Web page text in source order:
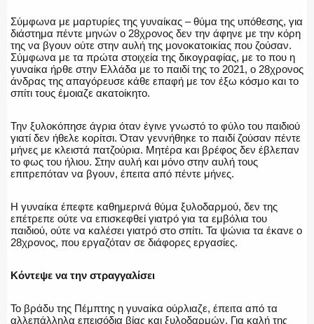
Σύμφωνα με μαρτυρίες της γυναίκας – θύμα της υπόθεσης, για
διάστημα πέντε μηνών ο 28χρονος δεν την άφηνε με την κόρη
της να βγουν ούτε στην αυλή της μονοκατοικίας που ζούσαν.
Σύμφωνα με τα πρώτα στοιχεία της δικογραφίας, με το που η
γυναίκα ήρθε στην Ελλάδα με το παιδί της το 2021, ο 28χρονος
άνδρας της απαγόρευσε κάθε επαφή με τον έξω κόσμο και το
σπίτι τους έμοιαζε ακατοίκητο.
Την ξυλοκόπησε άγρια όταν έγινε γνωστό το φύλο του παιδιού
γιατί δεν ήθελε κορίτσι. Όταν γεννήθηκε το παιδί ζούσαν πέντε
μήνες με κλειστά πατζούρια. Μητέρα και βρέφος δεν έβλεπαν
το φως του ήλιου. Στην αυλή και μόνο στην αυλή τους
επιτρεπόταν να βγουν, έπειτα από πέντε μήνες.
Η γυναίκα έπεφτε καθημερινά θύμα ξυλοδαρμού, δεν της
επέτρεπε ούτε να επισκεφθεί γιατρό για τα εμβόλια του
παιδιού, ούτε να καλέσει γιατρό στο σπίτι. Τα ψώνια τα έκανε ο
28χρονος, που εργαζόταν σε διάφορες εργασίες.
Κόντεψε να την στραγγαλίσει
Το βράδυ της Πέμπτης η γυναίκα ούρλιαζε, έπειτα από τα
αλλεπάλληλα επεισόδια βίας και ξυλοδαρμών. Για καλή της